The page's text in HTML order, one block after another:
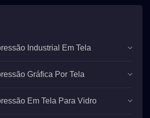
Industrial Em Tela
Gráfica Por Tela
Em Tela Para Vidro